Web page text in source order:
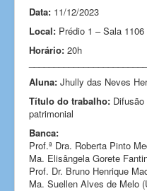
Data: 11/12/2023
Local: Prédio 1 – Sala 1106
Horário: 20h
Aluna: Jhully das Neves
Título do trabalho:
patrimonial
Banca:
Prof.ª Dra. Roberta Pinto
Ma. Elisângela Gorete
Prof. Dr. Bruno Henrique
Ma. Suellen Alves de Melo